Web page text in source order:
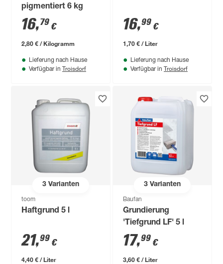
pigmentiert 6 kg
16,79 €
2,80 € / Kilogramm
Lieferung nach Hause
Verfügbar in Troisdorf
16,99 €
1,70 € / Liter
Lieferung nach Hause
Verfügbar in Troisdorf
3Varianten
toom
Haftgrund 5 l
21,99 €
4,40 € / Liter
3Varianten
Baufan
Grundierung
'Tiefgrund LF' 5 l
17,99 €
3,60 € / Liter